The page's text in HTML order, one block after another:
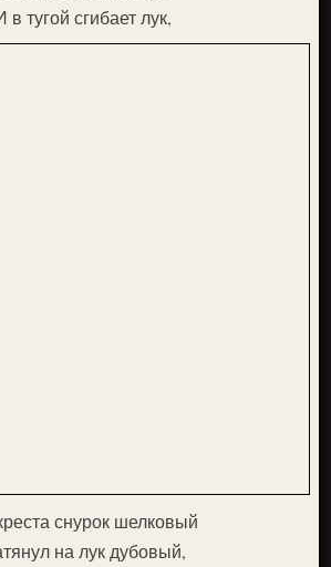
в тугой сгибает лук,
снурок шелковый
на лук дубовый,